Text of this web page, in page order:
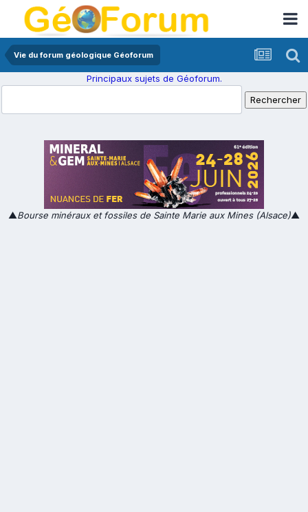
Vie du forum géologique Géoforum
Principaux sujets de Géoforum.
▲Bourse minéraux et fossiles de Sainte Marie aux Mines (Alsace)▲